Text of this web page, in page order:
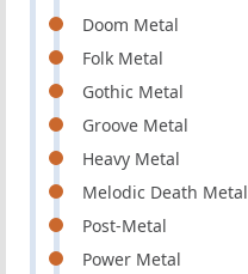
Doom Metal
Folk Metal
Gothic Metal
Groove Metal
Heavy Metal
Melodic Death Metal
Post-Metal
Power Metal